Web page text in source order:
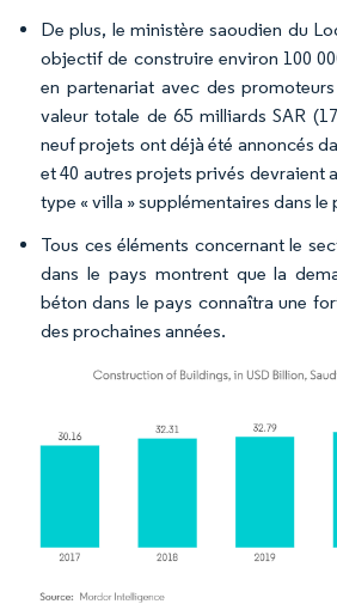
De plus, le ministère saoudien du
objectif de construire environ 100
en partenariat avec des
valeur totale de 65 milliards SAR
neuf projets ont déjà été annoncés
et 40 autres projets privés devraient
type « villa » supplémentaires dans le
Tous ces éléments concernant le
dans le pays montrent que la
béton dans le pays connaîtra une
des prochaines années.